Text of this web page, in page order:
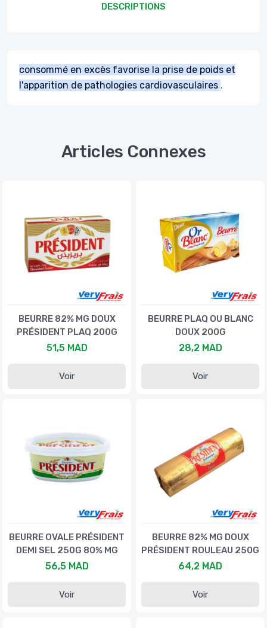
DESCRIPTIONS
consommé en excès favorise la prise de poids et
l'apparition de pathologies cardiovasculaires .
Articles Connexes
BEURRE 82% MG DOUX
PRÉSIDENT PLAQ 200G
51,5 MAD
Voir
BEURRE PLAQ OU BLANC
DOUX 200G
28,2 MAD
Voir
BEURRE OVALE PRÉSIDENT
DEMI SEL 250G 80% MG
56,5 MAD
Voir
BEURRE 82% MG DOUX
PRÉSIDENT ROULEAU 250G
64,2 MAD
Voir